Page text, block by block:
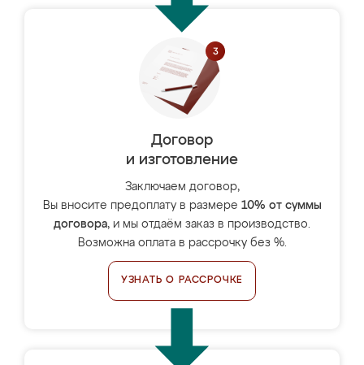
Договор
и изготовление
Заключаем договор,
Вы вносите предоплату в размере 10% от суммы
договора, и мы отдаём заказ в производство.
Возможна оплата в рассрочку без %.
УЗНАТЬ О РАССРОЧКЕ